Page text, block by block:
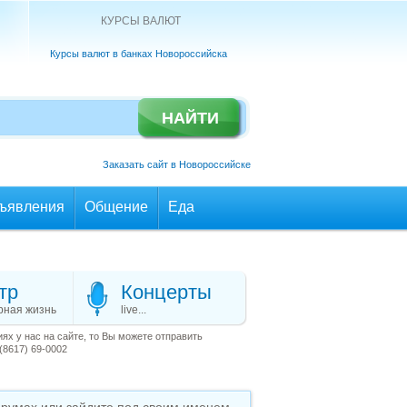
КУРСЫ ВАЛЮТ
Курсы валют в банках Новороссийска
Заказать сайт в Новороссийске
Общение Еда
жизнь
Концерты
live...
у нас на сайте, то Вы можете отправить
69-0002